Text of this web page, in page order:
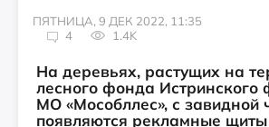
ПЯТНИЦА, 9 ДЕК 2022, 11:35
4
1.4K
На деревьях, растущих на
лесного фонда
МО «Мособллес», с завидной
появляются рекламные